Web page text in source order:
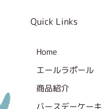
Quick Links
Home
エールラポール
商品紹介
バースデーケーキ